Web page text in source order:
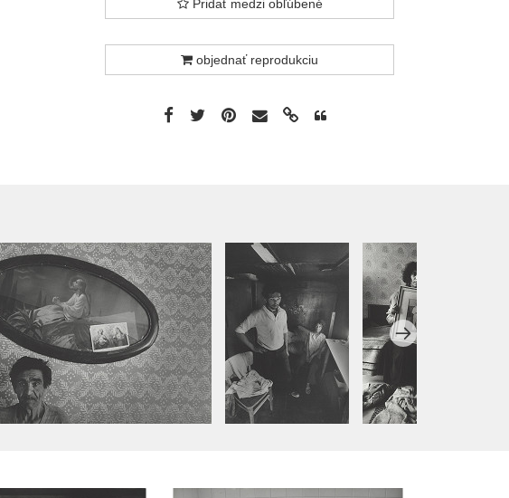
Pridať medzi obľúbené
objednať reprodukciu